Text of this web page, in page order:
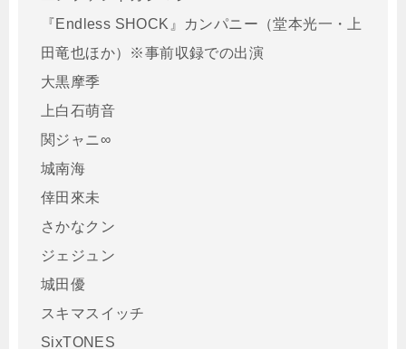
『Endless SHOCK』カンパニー（堂本光一・上
田竜也ほか）※事前収録での出演
大黒摩季
上白石萌音
関ジャニ∞
城南海
倖田來未
さかなクン
ジェジュン
城田優
スキマスイッチ
SixTONES